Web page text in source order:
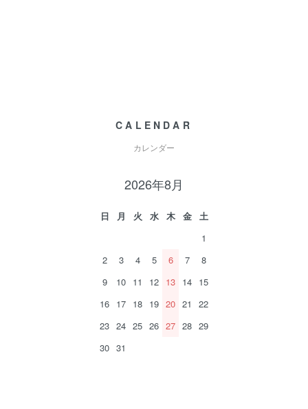
CALENDAR
カレンダー
2026年8月
日 月 火 水 木 金
土
1
2
3 4 5 6 7
8
9
10 11 12 13 14 15
16 17 18 19 20 21
22
23 24 25 26 27 28 29
30 31